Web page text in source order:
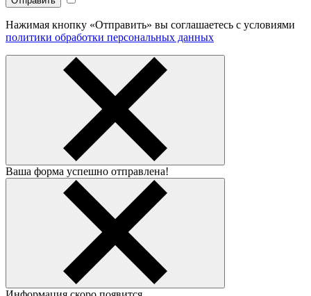
Нажимая кнопку «Отправить» вы соглашаетесь с условиями
политики обработки персональных данных
Ваша форма успешно отправлена!